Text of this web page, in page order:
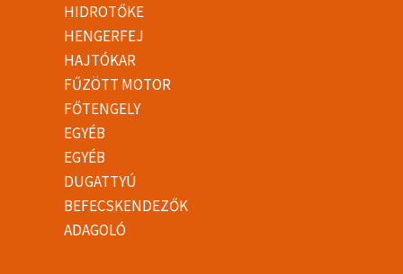
HIDROTŐKE
HENGERFEJ
HAJTÓKAR
FŰZÖTT MOTOR
FŐTENGELY
EGYÉB
EGYÉB
DUGATTYÚ
BEFECSKENDEZŐK
ADAGOLÓ